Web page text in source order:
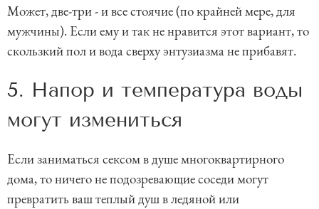
Может, две-три - и все стоячие (по крайней мере, для
мужчины). Если ему и так не нравится этот вариант, то
скользкий пол и вода сверху энтузиазма не прибавят.
5. Напор и температура воды
могут измениться
Если заниматься сексом в душе многоквартирного
дома, то ничего не подозревающие соседи могут
превратить ваш теплый душ в ледяной или